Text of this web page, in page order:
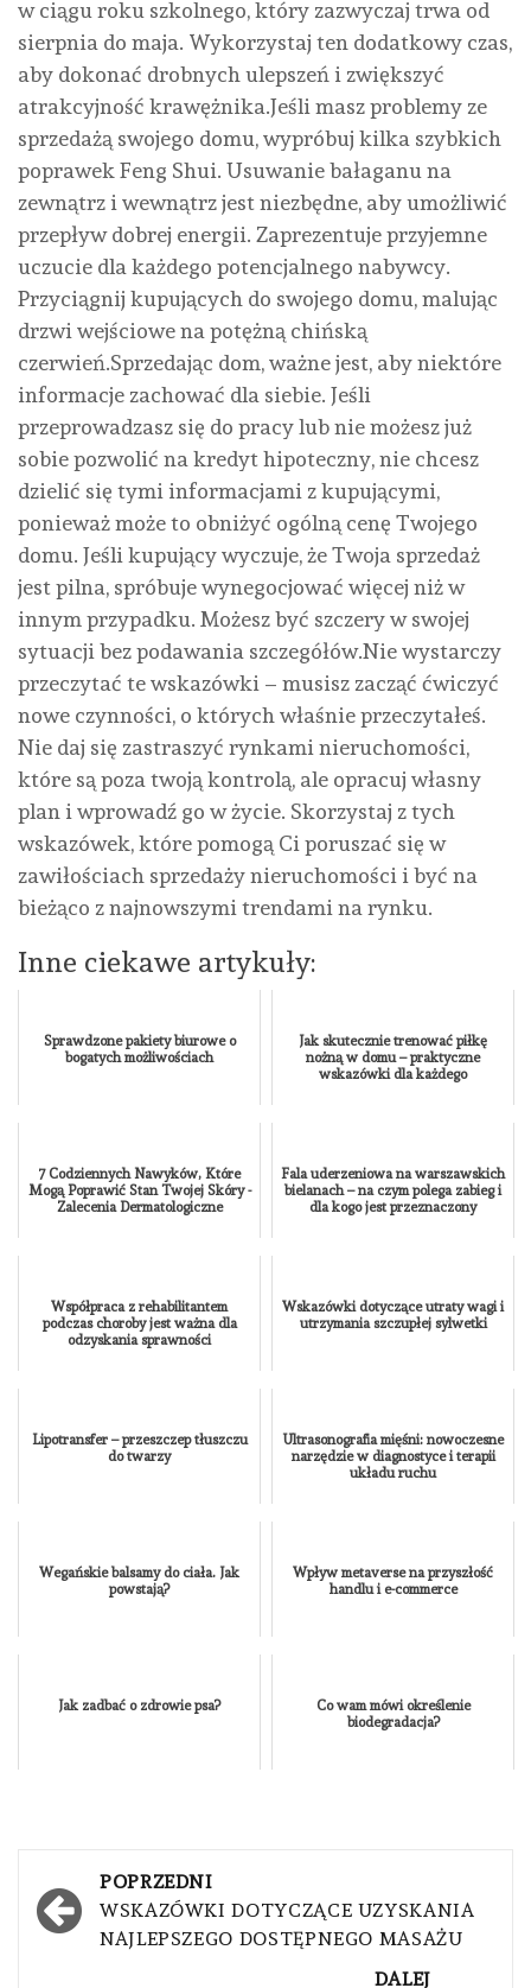
w ciągu roku szkolnego, który zazwyczaj trwa od
sierpnia do maja. Wykorzystaj ten dodatkowy czas,
aby dokonać drobnych ulepszeń i zwiększyć
atrakcyjność krawężnika.Jeśli masz problemy ze
sprzedażą swojego domu, wypróbuj kilka szybkich
poprawek Feng Shui. Usuwanie bałaganu na
zewnątrz i wewnątrz jest niezbędne, aby umożliwić
przepływ dobrej energii. Zaprezentuje przyjemne
uczucie dla każdego potencjalnego nabywcy.
Przyciągnij kupujących do swojego domu, malując
drzwi wejściowe na potężną chińską
czerwień.Sprzedając dom, ważne jest, aby niektóre
informacje zachować dla siebie. Jeśli
przeprowadzasz się do pracy lub nie możesz już
sobie pozwolić na kredyt hipoteczny, nie chcesz
dzielić się tymi informacjami z kupującymi,
ponieważ może to obniżyć ogólną cenę Twojego
domu. Jeśli kupujący wyczuje, że Twoja sprzedaż
jest pilna, spróbuje wynegocjować więcej niż w
innym przypadku. Możesz być szczery w swojej
sytuacji bez podawania szczegółów.Nie wystarczy
przeczytać te wskazówki – musisz zacząć ćwiczyć
nowe czynności, o których właśnie przeczytałeś.
Nie daj się zastraszyć rynkami nieruchomości,
które są poza twoją kontrolą, ale opracuj własny
plan i wprowadź go w życie. Skorzystaj z tych
wskazówek, które pomogą Ci poruszać się w
zawiłościach sprzedaży nieruchomości i być na
bieżąco z najnowszymi trendami na rynku.
Inne ciekawe artykuły:
Sprawdzone pakiety biurowe o
bogatych możliwościach
Jak skutecznie trenować piłkę
nożną w domu – praktyczne
wskazówki dla każdego
7 Codziennych Nawyków, Które
Mogą Poprawić Stan Twojej Skóry -
Zalecenia Dermatologiczne
Fala uderzeniowa na warszawskich
bielanach – na czym polega zabieg i
dla kogo jest przeznaczony
Współpraca z rehabilitantem
podczas choroby jest ważna dla
odzyskania sprawności
Wskazówki dotyczące utraty wagi i
utrzymania szczupłej sylwetki
Lipotransfer – przeszczep tłuszczu
do twarzy
Ultrasonografia mięśni: nowoczesne
narzędzie w diagnostyce i terapii
układu ruchu
Wegańskie balsamy do ciała. Jak
powstają?
Wpływ metaverse na przyszłość
handlu i e-commerce
Jak zadbać o zdrowie psa?
Co wam mówi określenie
biodegradacja?
Nawigacja
wpisu
POPRZEDNI
WSKAZÓWKI DOTYCZĄCE UZYSKANIA
NAJLEPSZEGO DOSTĘPNEGO MASAŻU
DALEJ